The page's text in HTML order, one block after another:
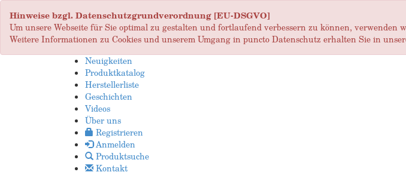
Hinweise bzgl. Datenschutzgrundverordnung [EU-DSGVO]
Um unsere Webseite für Sie optimal zu gestalten und fortlaufend verbessern zu können,
Weitere Informationen zu Cookies und unserem Umgang in puncto Datenschutz erhalten Sie in
Neuigkeiten
Produktkatalog
Herstellerliste
Geschichten
Videos
Über uns
Registrieren
Anmelden
Produktsuche
Kontakt